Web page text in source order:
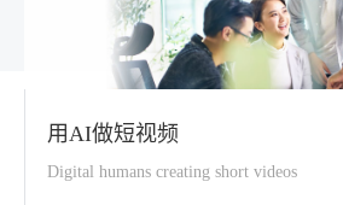
用AI做短视频
Digital humans creating short videos